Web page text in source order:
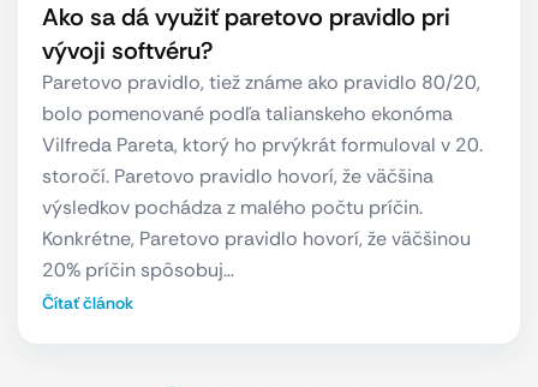
Ako sa dá využiť paretovo pravidlo pri
vývoji softvéru?
Paretovo pravidlo, tiež známe ako pravidlo 80/20,
bolo pomenované podľa talianskeho ekonóma
Vilfreda Pareta, ktorý ho prvýkrát formuloval v 20.
storočí. Paretovo pravidlo hovorí, že väčšina
výsledkov pochádza z malého počtu príčin.
Konkrétne, Paretovo pravidlo hovorí, že väčšinou
20% príčin spôsobuj…
Čítať článok